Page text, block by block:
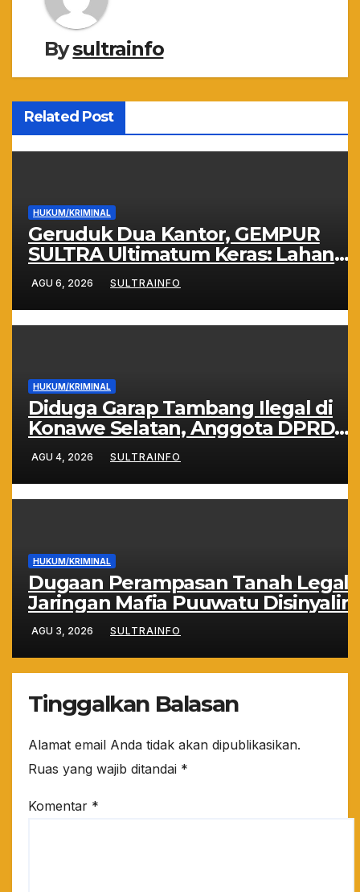
Bysultrainfo
Related Post
HUKUM/KRIMINAL
Geruduk Dua Kantor, GEMPUR
SULTRA Ultimatum Keras: Lahan
Puuwatu Siap Diduduki Jika Tak
Ada Kepastian Hukum
AGU 6, 2026 SULTRAINFO
HUKUM/KRIMINAL
Diduga Garap Tambang Ilegal di
Konawe Selatan, Anggota DPRD
Sultra Suparjo Resmi Jadi
Tersangka
AGU 4, 2026 SULTRAINFO
HUKUM/KRIMINAL
Dugaan Perampasan Tanah Legal:
Jaringan Mafia Puuwatu Disinyalir
Bermain Rapi dan Sistematis
AGU 3, 2026 SULTRAINFO
Tinggalkan Balasan
Alamat email Anda tidak akan dipublikasikan.
Ruas yang wajib ditandai *
Komentar *